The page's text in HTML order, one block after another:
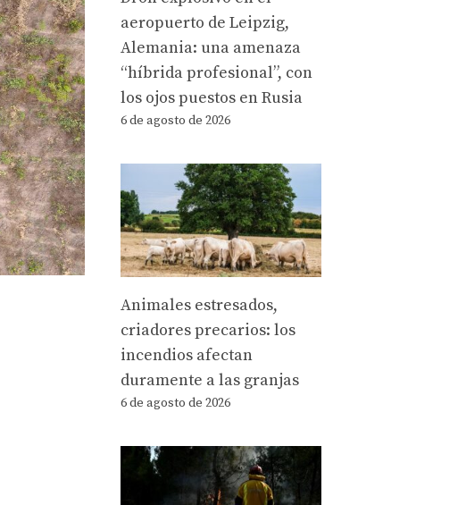
aeropuerto de Leipzig,
Alemania: una amenaza
“híbrida profesional”, con
los ojos puestos en Rusia
6 de agosto de 2026
Animales estresados,
criadores precarios: los
incendios afectan
duramente a las granjas
6 de agosto de 2026